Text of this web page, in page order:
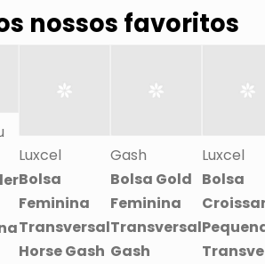
nossos favoritos
Luxcel
Bolsa
Feminina
Transversal
Horse Gash
Gash
Bolsa Gold
Feminina
Transversal
Gash
Luxcel
Bolsa